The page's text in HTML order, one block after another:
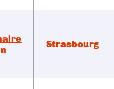
Strasbourg